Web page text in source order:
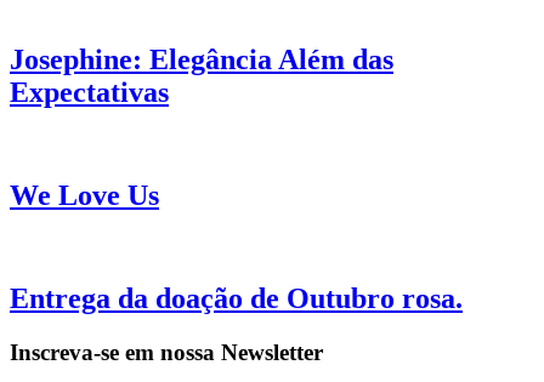
Josephine: Elegância Além das
Expectativas
We Love Us
Entrega da doação de Outubro rosa.
Inscreva-se em nossa Newsletter